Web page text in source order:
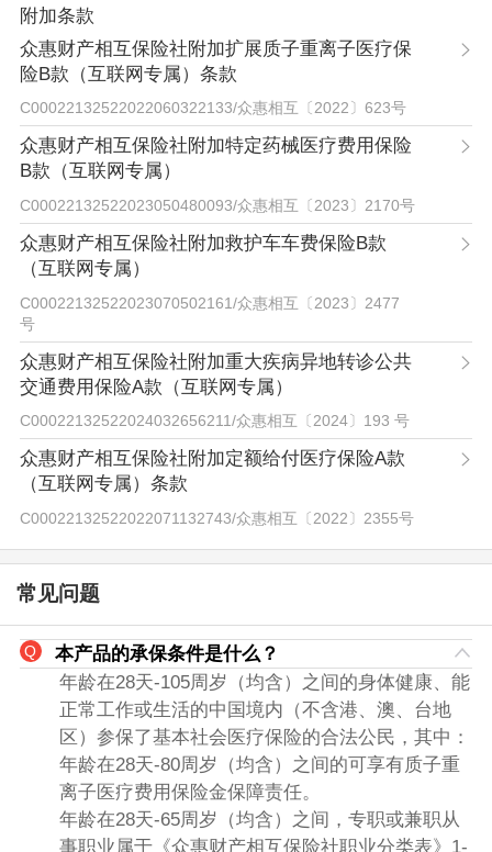
附加条款
众惠财产相互保险社附加扩展质子重离子医疗保
险B款（互联网专属）条款
C00022132522022060322133/众惠相互〔2022〕623号
众惠财产相互保险社附加特定药械医疗费用保险
B款（互联网专属）
C00022132522023050480093/众惠相互〔2023〕2170号
众惠财产相互保险社附加救护车车费保险B款
（互联网专属）
C00022132522023070502161/众惠相互〔2023〕2477
号
众惠财产相互保险社附加重大疾病异地转诊公共
交通费用保险A款（互联网专属）
C00022132522024032656211/众惠相互〔2024〕193 号
众惠财产相互保险社附加定额给付医疗保险A款
（互联网专属）条款
C00022132522022071132743/众惠相互〔2022〕2355号
常见问题
本产品的承保条件是什么？
年龄在28天-105周岁（均含）之间的身体健康、能
正常工作或生活的中国境内（不含港、澳、台地
区）参保了基本社会医疗保险的合法公民，其中：
年龄在28天-80周岁（均含）之间的可享有质子重
离子医疗费用保险金保障责任。
年龄在28天-65周岁（均含）之间，专职或兼职从
事职业属于《众惠财产相互保险社职业分类表》1-